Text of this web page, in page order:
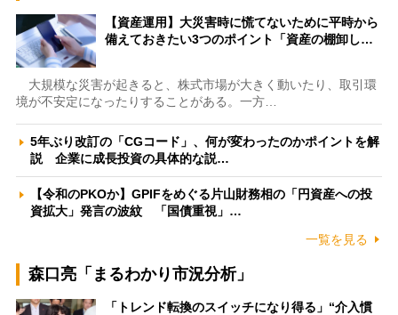
【資産運用】大災害時に慌てないために平時から
備えておきたい3つのポイント「資産の棚卸し…
大規模な災害が起きると、株式市場が大きく動いたり、取引環
境が不安定になったりすることがある。一方…
5年ぶり改訂の「CGコード」、何が変わったのかポイントを解
説 企業に成長投資の具体的な説…
【令和のPKOか】GPIFをめぐる片山財務相の「円資産への投
資拡大」発言の波紋 「国債重視」…
一覧を見る
森口亮「まるわかり市況分析」
「トレンド転換のスイッチになり得る」“介入慣